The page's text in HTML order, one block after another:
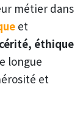
métier dans
et
éthique
longue
et